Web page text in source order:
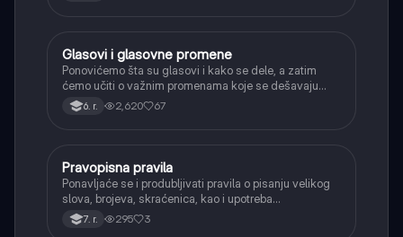
Srpski jezik
Glasovi i glasovne promene
Ponovićemo šta su glasovi i kako se dele, a zatim
ćemo učiti o važnim promenama koje se dešavaju
kada se glasovi nađu jedan pored drugog u rečima
(npr. jednačenje suglasnika po zvučnosti i mestu
6. r. 2,620 67
Srpski jezik
Pravopisna pravila
Ponavljaće se i produbljivati pravila o pisanju velikog
slova, brojeva, skraćenica, kao i upotreba
interpunkcije, sa posebnim fokusom na zarez u
složenoj rečenici.
7. r. 295 3